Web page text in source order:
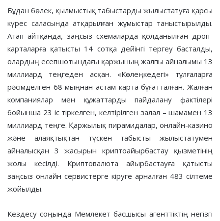
Бұдан бөлек, қылмыстық табыстарды жылыстатуға қарсы
күрес саласында атқарылған жұмыстар таныстырылды.
Атап айтқанда, заңсыз схемаларда қолданылған дроп-
карталарға қатысты 14 сотқа дейінгі тергеу басталды,
олардың есепшотындағы қаржының жалпы айналымы 13
миллиард теңгеден асқан. «Көлеңкедегі» тұлғаларға
рәсімделген 68 мыңнан астам карта бұғатталған. Жалған
компаниялар мен құжаттарды пайдалану фактілері
бойынша 23 іс тіркелген, келтірілген залал – шамамен 13
миллиард теңге. Қаржылық пирамидалар, онлайн-казино
және алаяқтықтан түскен табысты жылыстатумен
айналысқан 3 жасырын криптоайырбастау қызметінің
жолы кесілді. Криптовалюта айырбастауға қатысты
заңсыз онлайн сервистерге кіруге арналған 483 сілтеме
жойылды.
Кездесу соңында Мемлекет басшысы агенттіктің негізгі